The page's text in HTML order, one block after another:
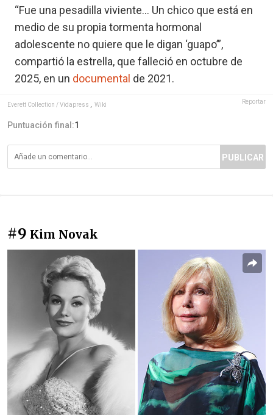
“Fue una pesadilla viviente… Un chico que está en
medio de su propia tormenta hormonal
adolescente no quiere que le digan ‘guapo’”,
compartió la estrella, que falleció en octubre de
2025, en un documental de 2021.
Everett Collection / Vidapress Wiki Reportar
Puntuación final:1
PUBLICAR
#9 Kim Novak